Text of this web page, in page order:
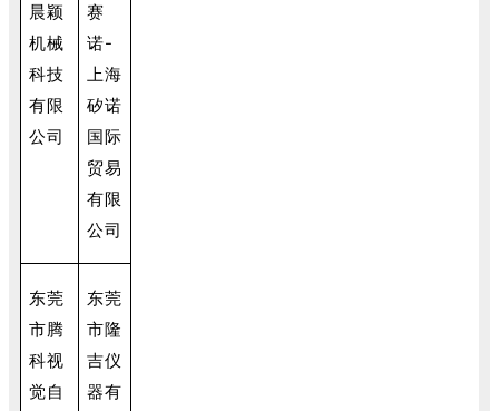
晨颖
机械
科技
有限
公司
赛
诺-
上海
矽诺
国际
贸易
有限
公司
东莞
市腾
科视
觉自
东莞
市隆
吉仪
器有